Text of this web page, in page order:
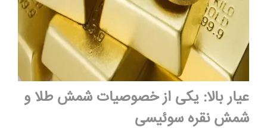
عیار بالا: یکی از خصوصیات شمش طلا و
شمش نقره سوئیسی